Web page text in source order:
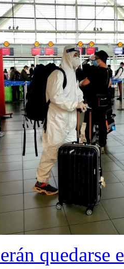
quedarse